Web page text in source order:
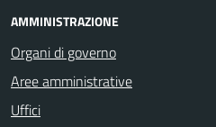
AMMINISTRAZIONE
Organi di governo
Aree amministrative
Uffici